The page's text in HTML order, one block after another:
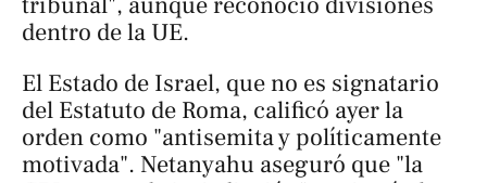
dentro de la UE.
El Estado de Israel, que no es signatario
del Estatuto de Roma, calificó ayer la
orden como "antisemita y políticamente
motivada". Netanyahu aseguró que "la